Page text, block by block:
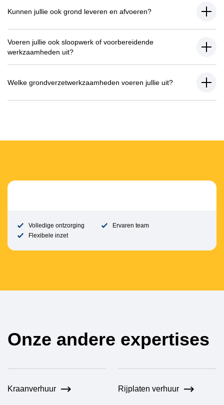
Kunnen jullie ook grond leveren en afvoeren?
Voeren jullie ook sloopwerk of voorbereidende
werkzaamheden uit?
Welke grondverzetwerkzaamheden voeren jullie uit?
Volledige ontzorging
Ervaren team
Flexibele inzet
Onze andere expertises
Kraanverhuur Rijplaten verhuur